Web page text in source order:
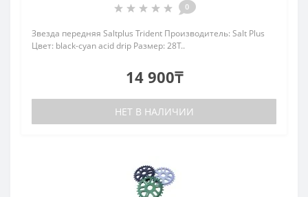
0
Звезда передняя Saltplus Trident Производитель: Salt Plus
Цвет: black-cyan acid drip Размер: 28T..
14 900₸
НЕТ В НАЛИЧИИ